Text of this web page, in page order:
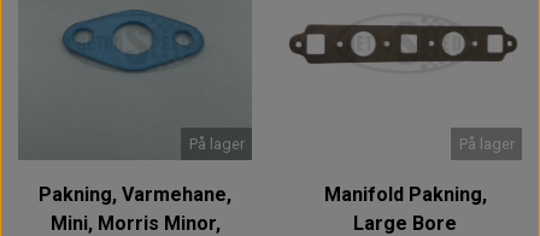
På lager
Pakning, Varmehane,
Mini, Morris Minor,
På lager
Manifold Pakning,
Large Bore